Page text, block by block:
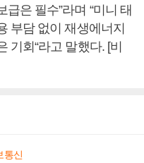
은 필수”라며 “미니 태
부담 없이 재생에너지
기회“라고 말했다. [비
통신